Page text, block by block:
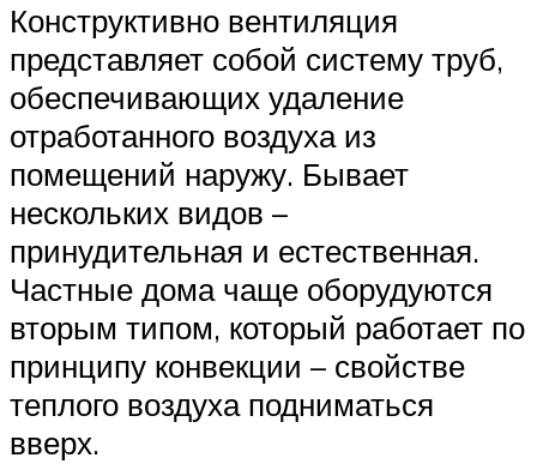
Конструктивно вентиляция
представляет собой систему труб,
обеспечивающих удаление
отработанного воздуха из
помещений наружу. Бывает
нескольких видов –
принудительная и естественная.
Частные дома чаще оборудуются
вторым типом, который работает по
принципу конвекции – свойстве
теплого воздуха подниматься
вверх.